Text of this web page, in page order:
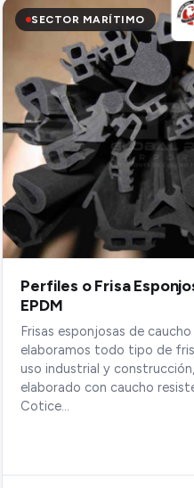
SECTOR MARÍTIMO
Perfiles o Frisa
EPDM
Frisas esponjosas de caucho
elaboramos todo tipo de
uso industrial y construcción,
elaborado con caucho
Cotice…